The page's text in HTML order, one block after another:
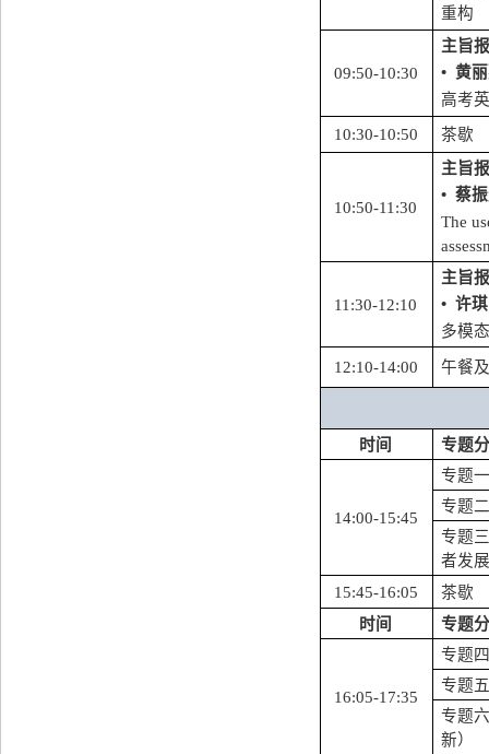
重构
09:50-10:30
主旨
• 黄
高考
10:30-10:50
茶歇
10:50-11:30
主旨
• 蔡
The
11:30-12:10
主旨
• 许琪
多模
12:10-14:00 午餐
时间 专题
14:00-15:45
专题一
专题二
专题三
者发
15:45-16:05
茶歇
时间
专题
16:05-17:35
专题四
专题五
专题六
新）